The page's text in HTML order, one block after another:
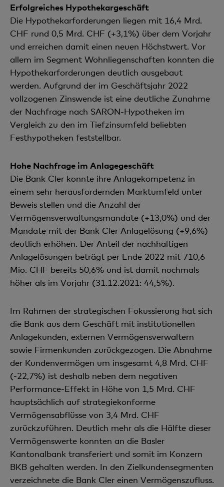
Erfolgreiches Hypothekargeschäft
Die Hypothekarforderungen liegen mit 16,4 Mrd.
CHF rund 0,5 Mrd. CHF (+3,1%) über dem Vorjahr
und erreichen damit einen neuen Höchstwert. Vor
allem im Segment Wohnliegenschaften konnten die
Hypothekarforderungen deutlich ausgebaut
werden. Aufgrund der im Geschäftsjahr 2022
vollzogenen Zinswende ist eine deutliche Zunahme
der Nachfrage nach SARON-Hypotheken im
Vergleich zu den im Tiefzinsumfeld beliebten
Festhypotheken feststellbar.
Hohe Nachfrage im Anlagegeschäft
Die Bank Cler konnte ihre Anlagekompetenz in
einem sehr herausfordernden Marktumfeld unter
Beweis stellen und die Anzahl der
Vermögensverwaltungsmandate (+13,0%) und der
Mandate mit der Bank Cler Anlagelösung (+9,6%)
deutlich erhöhen. Der Anteil der nachhaltigen
Anlagelösungen beträgt per Ende 2022 mit 710,6
Mio. CHF bereits 50,6% und ist damit nochmals
höher als im Vorjahr (31.12.2021: 44,5%).
Im Rahmen der strategischen Fokussierung hat sich
die Bank aus dem Geschäft mit institutionellen
Anlagekunden, externen Vermögensverwaltern
sowie Firmenkunden zurückgezogen. Die Abnahme
der Kundenvermögen um insgesamt 4,8 Mrd. CHF
(-22,7%) ist deshalb neben dem negativen
Performance-Effekt in Höhe von 1,5 Mrd. CHF
hauptsächlich auf strategiekonforme
Vermögensabflüsse von 3,4 Mrd. CHF
zurückzuführen. Deutlich mehr als die Hälfte dieser
Vermögenswerte konnten an die Basler
Kantonalbank transferiert und somit im Konzern
BKB gehalten werden. In den Zielkundensegmenten
verzeichnete die Bank Cler einen Vermögenszufluss.